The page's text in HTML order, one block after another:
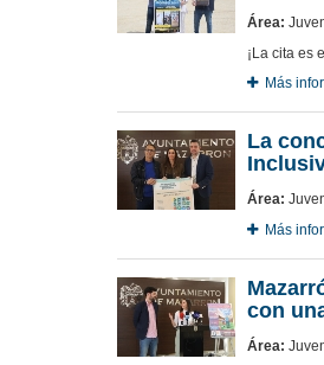
Área:
¡La cita es
Más
La
Área:
Más
con
Área: